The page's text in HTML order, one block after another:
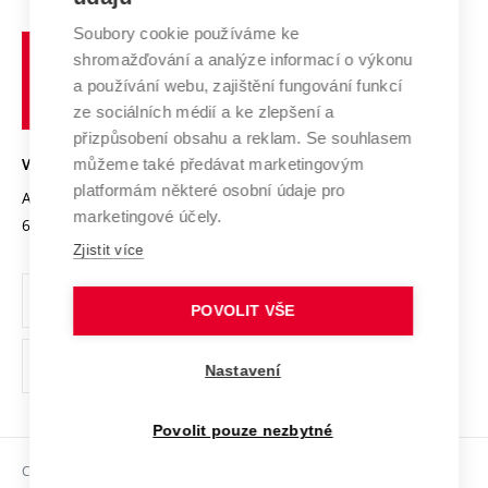
Systém zajišťování kvality výzkumu
Výzkumné infrastruktury
Transfer znalostí
Open Science
Projekty
Projekty ze strukturálních fondů
Specifický výzkum
Spolupráce se školami
Služby univerzity
Mezinárodní dohody
Univerzitní sítě
Profil univerzity
Udržitelná univerzita
Podnikavá univerzita / ContriBUTe
Bezpečná univerzita
Vyznamenání
Organizační struktura
Ochrana osobních údajů
odkaz)
Sociální bezpečí
učení
technické
Brně
VYSOKÉ UČENÍ TECHNICKÉ V BRNĚ
Antonínská 548/1
602 00 Brno
www.vut.cz
vut@vutbr.cz
Copyright © 2026 VUT
Soubory cookie používáme ke
shromažďování a analýze informací o výkonu
a používání webu, zajištění fungování funkcí
ze sociálních médií a ke zlepšení a
přizpůsobení obsahu a reklam. Se souhlasem
můžeme také předávat marketingovým
platformám některé osobní údaje pro
marketingové účely.
Zjistit více
POVOLIT VŠE
Nastavení
Povolit pouze nezbytné